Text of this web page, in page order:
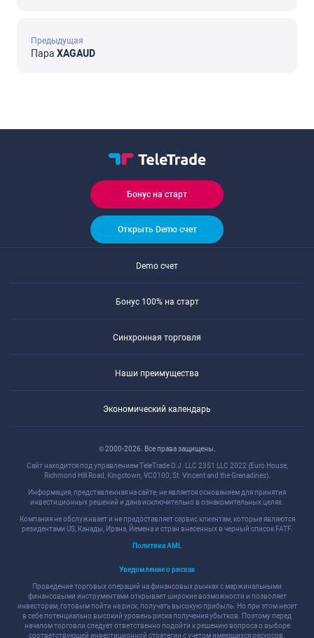
Предыдущая
Пара XAGAUD
Бонус на старт
Открыть Demo счет
Demo счет
Бонус 100% на старт
Синхронная торговля
Наши преимущества
Экономический календарь
© 2000-2026. Все права защищены.
Сайт находится под управлением TeleTrade D.J. LLC 2351 LLC 2022 (Euro House,
Richmond Hill Road, Kingstown, VC0100, St. Vincent and the Grenadines).
Информация, представленная на сайте, не является основанием для принятия
инвестиционных решений и дана исключительно в ознакомительных целях.
Компания не обслуживает и не предоставляет сервис клиентам, которые являются
резидентами US, Канады, Ирана, Йемена и стран внесенных в черный список FATF.
Политика AML
Уведомление о рисках
Проведение торговых операций на финансовых рынках с маржинальными
финансовыми инструментами открывает широкие возможности и позволяет
инвесторам, готовым пойти на риск, получать высокую прибыль. Но при этом несет
в себе потенциально высокий уровень риска получения убытков. Поэтому перед
началом торговли следует ответственно подойти к решению вопроса о выборе
соответствующей инвестиционной стратегии с учетом имеющихся ресурсов.